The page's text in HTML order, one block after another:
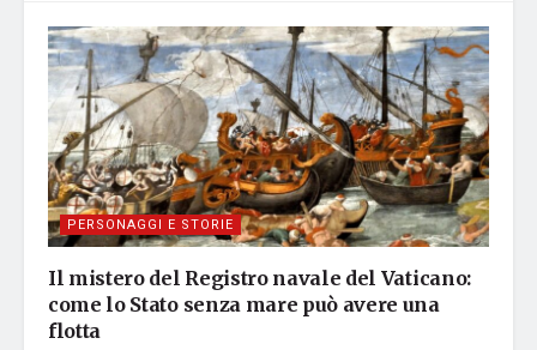
PERSONAGGI E STORIE
Il mistero del Registro navale del Vaticano:
come lo Stato senza mare può avere una
flotta